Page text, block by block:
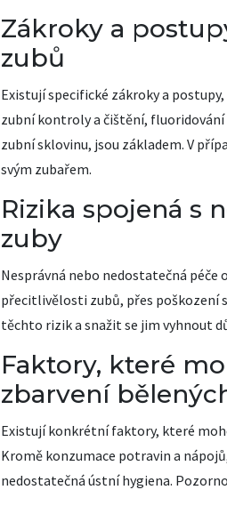
Zákroky a
zubů
Existují specifické zákroky a
zubní kontroly a čištění,
zubní sklovinu, jsou základem. V
svým zubařem.
Rizika spojená s
zuby
Nesprávná nebo nedostatečná
přecitlivělosti zubů, přes poškození
těchto rizik a snažit se jim vyhnout
Faktory, které
zbarvení
Existují konkrétní faktory, které
Kromě konzumace potravin a
nedostatečná ústní hygiena.